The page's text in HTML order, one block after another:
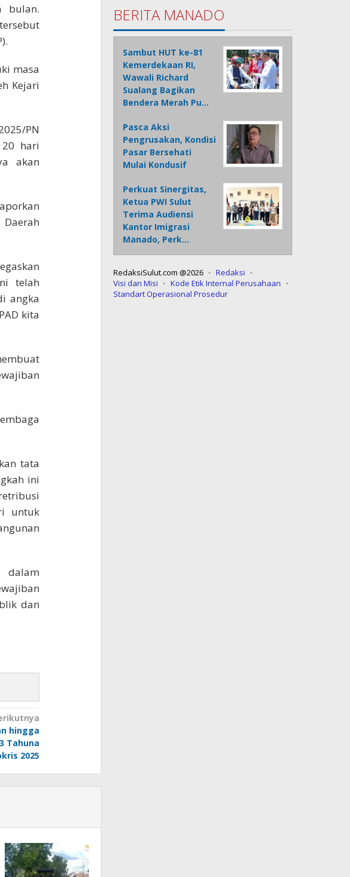
bulan.
masa
Kejari
PN
20 hari
akan
telah
angka
kita
tata
ini
untuk
dalam
dan
hingga
Tahuna
2025
BERITA MANADO
Sambut HUT ke-81
Kemerdekaan RI,
Wawali Richard
Sualang Bagikan
Bendera Merah Pu…
Pasca Aksi
Pengrusakan, Kondisi
Pasar Bersehati
Mulai Kondusif
Perkuat Sinergitas,
Ketua PWI Sulut
Terima Audiensi
Kantor Imigrasi
Manado, Perk…
RedaksiSulut.com @2026
Redaksi
Visi dan Misi
Kode Etik Internal Perusahaan
Standart Operasional Prosedur